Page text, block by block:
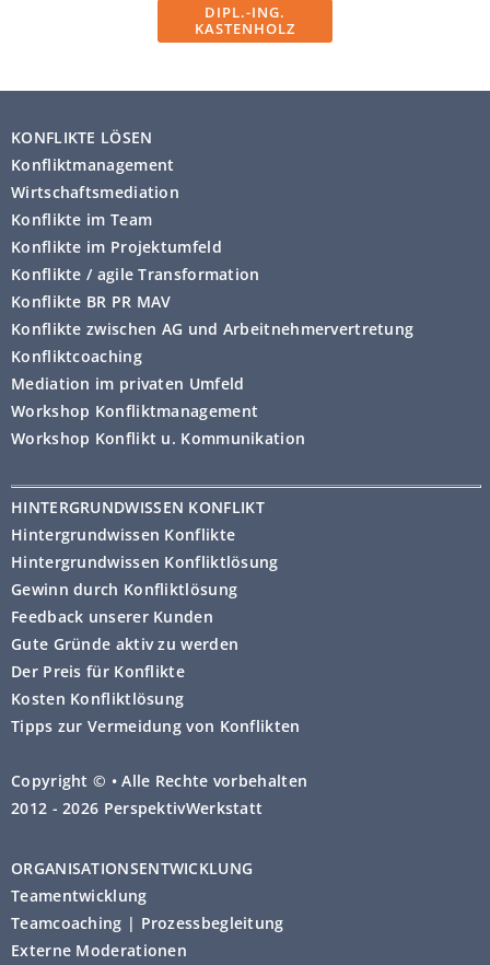
DIPL.-ING.
KASTENHOLZ
KONFLIKTE LÖSEN
Konfliktmanagement
Wirtschaftsmediation
Konflikte im Team
Konflikte im Projektumfeld
Konflikte / agile Transformation
Konflikte BR PR MAV
Konflikte zwischen AG und Arbeitnehmervertretung
Konfliktcoaching
Mediation im privaten Umfeld
Workshop Konfliktmanagement
Workshop Konflikt u. Kommunikation
HINTERGRUNDWISSEN KONFLIKT
Hintergrundwissen Konflikte
Hintergrundwissen Konfliktlösung
Gewinn durch Konfliktlösung
Feedback unserer Kunden
Gute Gründe aktiv zu werden
Der Preis für Konflikte
Kosten Konfliktlösung
Tipps zur Vermeidung von Konflikten
Copyright © • Alle Rechte vorbehalten
2012 - 2026 PerspektivWerkstatt
ORGANISATIONSENTWICKLUNG
Teamentwicklung
Teamcoaching | Prozessbegleitung
Externe Moderationen